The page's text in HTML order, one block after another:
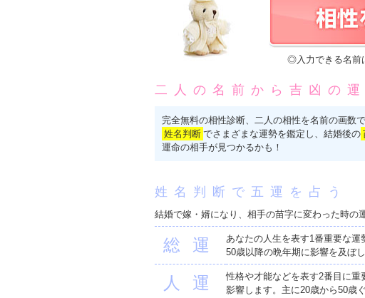
◎入力できる名前
二人の名前から吉凶の
完全無料の相性診断、二人の相性を名前の画数
姓名判断 でさまざまな運勢を鑑定し、結婚後の
運命の相手が見つかるかも！
姓名判断で五運を占う
結婚で嫁・婿になり、相手の苗字に変わった時の
総運
あなたの人生を表す1番重要な
50歳以降の晩年期に影響を及ぼし
人運
性格や才能などを表す2番目に
影響します。主に20歳から50歳